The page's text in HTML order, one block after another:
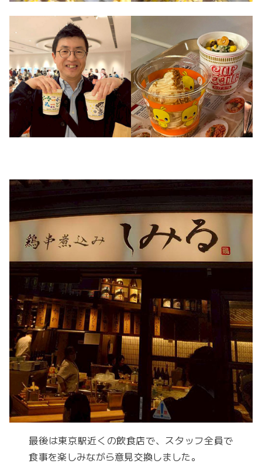
最後は東京駅近くの飲食店で、スタッフ全員で
食事を楽しみながら意見交換しました。